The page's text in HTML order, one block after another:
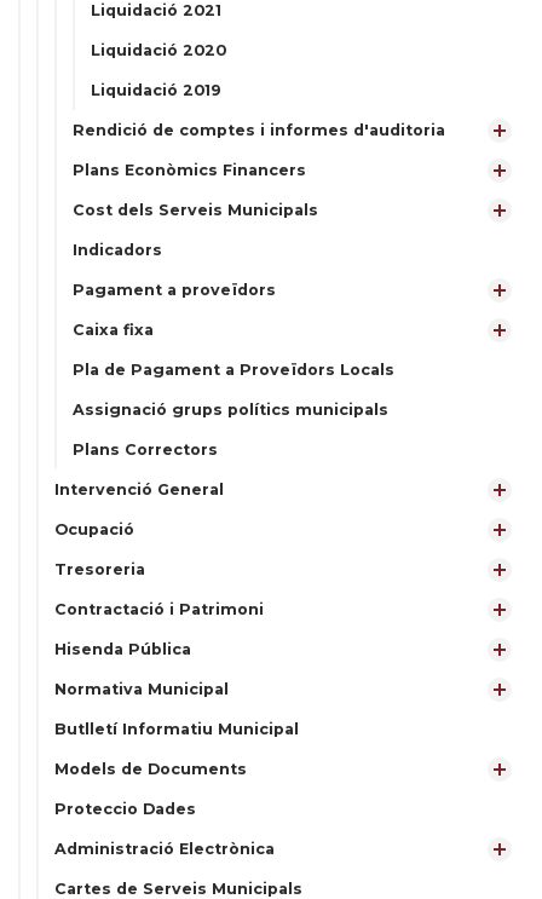
Liquidació 2021
Liquidació 2020
Liquidació 2019
Rendició de comptes i informes d'auditoria
Plans Econòmics Financers
Cost dels Serveis Municipals
Indicadors
Pagament a proveïdors
Caixa fixa
Pla de Pagament a Proveïdors Locals
Assignació grups polítics municipals
Plans Correctors
Intervenció General
Ocupació
Tresoreria
Contractació i Patrimoni
Hisenda Pública
Normativa Municipal
Butlletí Informatiu Municipal
Models de Documents
Proteccio Dades
Administració Electrònica
Cartes de Serveis Municipals